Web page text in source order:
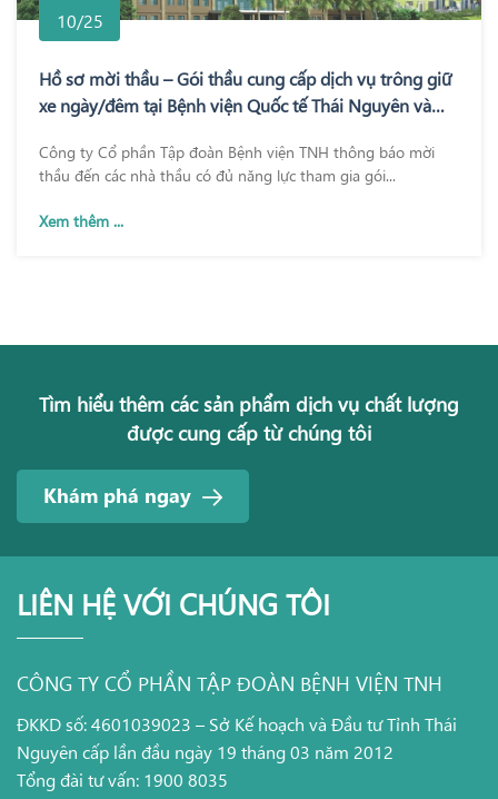
10/25
Hồ sơ mời thầu – Gói thầu cung cấp dịch vụ trông giữ
xe ngày/đêm tại Bệnh viện Quốc tế Thái Nguyên và
Công ty Cổ phần Tập đoàn Bệnh viện TNH thông báo mời
thầu đến các nhà thầu có đủ năng lực tham gia gói...
Xem thêm ...
Tìm hiểu thêm các sản phẩm dịch vụ chất lượng
được cung cấp từ chúng tôi
Khám phá ngay
LIÊN HỆ VỚI CHÚNG TÔI
CÔNG TY CỔ PHẦN TẬP ĐOÀN BỆNH VIỆN TNH
ĐKKD số: 4601039023 – Sở Kế hoạch và Đầu tư Tỉnh Thái
Nguyên cấp lần đầu ngày 19 tháng 03 năm 2012
Tổng đài tư vấn: 1900 8035